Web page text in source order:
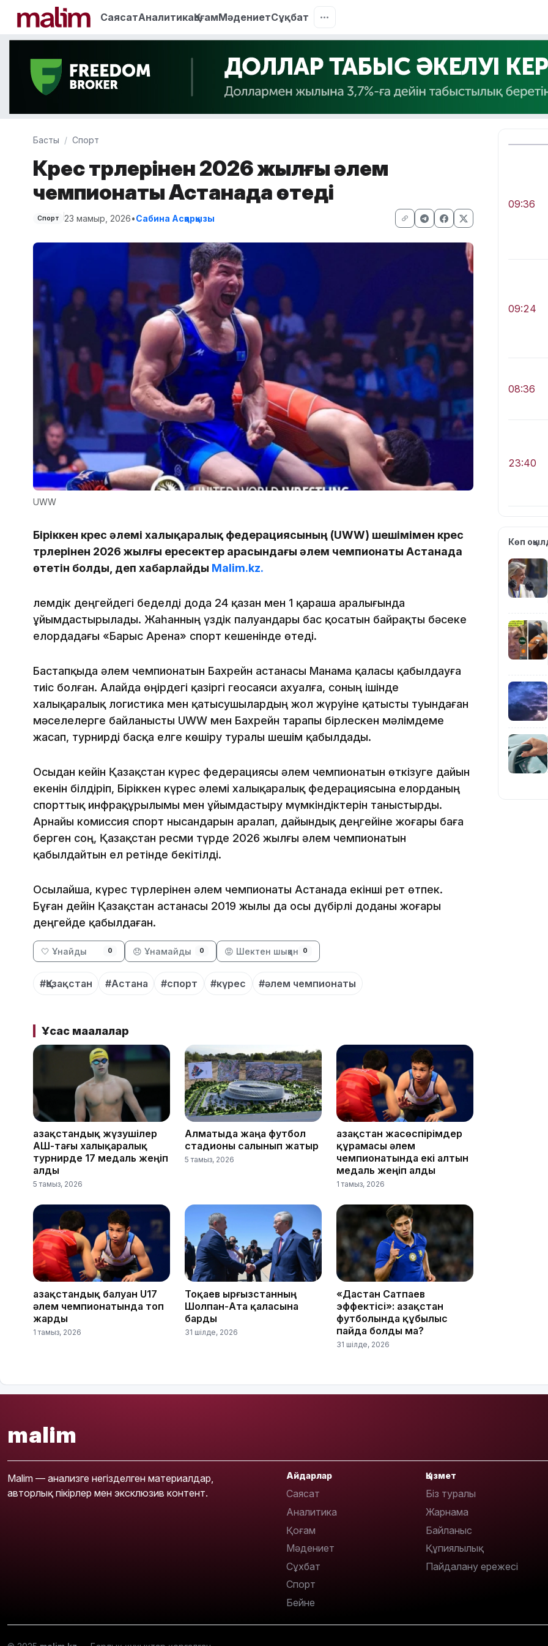
СаясатАналитикаҚоғамМәдениетСұқбат
Басты Спорт
Күрес түрлерінен 2026 жылғы әлем
чемпионаты Астанада өтеді
Спорт 23 мамыр, 2026•Сабина Асқарқызы
UWW
Біріккен күрес әлемі халықаралық федерациясының (UWW) шешімімен күрес
түрлерінен 2026 жылғы ересектер арасындағы әлем чемпионаты Астанада
өтетін болды, деп хабарлайды Malim.kz.
Әлемдік деңгейдегі беделді дода 24 қазан мен 1 қараша аралығында
ұйымдастырылады. Жаһанның үздік палуандары бас қосатын байрақты бәсеке
елордадағы «Барыс Арена» спорт кешенінде өтеді.
Бастапқыда әлем чемпионатын Бахрейн астанасы Манама қаласы қабылдауға
тиіс болған. Алайда өңірдегі қазіргі геосаяси ахуалға, соның ішінде
халықаралық логистика мен қатысушылардың жол жүруіне қатысты туындаған
мәселелерге байланысты UWW мен Бахрейн тарапы бірлескен мәлімдеме
жасап, турнирді басқа елге көшіру туралы шешім қабылдады.
Осыдан кейін Қазақстан күрес федерациясы әлем чемпионатын өткізуге дайын
екенін білдіріп, Біріккен күрес әлемі халықаралық федерациясына елорданың
спорттық инфрақұрылымы мен ұйымдастыру мүмкіндіктерін таныстырды.
Арнайы комиссия спорт нысандарын аралап, дайындық деңгейіне жоғары баға
берген соң, Қазақстан ресми түрде 2026 жылғы әлем чемпионатын
қабылдайтын ел ретінде бекітілді.
Осылайша, күрес түрлерінен әлем чемпионаты Астанада екінші рет өтпек.
Бұған дейін Қазақстан астанасы 2019 жылы да осы дүбірлі доданы жоғары
деңгейде қабылдаған.
🤍 Ұнайды 0 😞 Ұнамайды 0 😡 Шектен шыққан 0
#Қазақстан #Астана #спорт #күрес #әлем чемпионаты
Ұқсас мақалалар
Қазақстандық жүзушілер
АҚШ-тағы халықаралық
турнирде 17 медаль жеңіп
алды
5 тамыз, 2026
Алматыда жаңа футбол
стадионы салынып жатыр
5 тамыз, 2026
Қазақстан жасөспірімдер
құрамасы әлем
чемпионатында екі алтын
медаль жеңіп алды
1 тамыз, 2026
Қазақстандық балуан U17
әлем чемпионатында топ
жарды
1 тамыз, 2026
Тоқаев Қырғызстанның
Шолпан-Ата қаласына
барды
31 шілде, 2026
«Дастан Сатпаев
эффектісі»: Қазақстан
футболында құбылыс
пайда болды ма?
31 шілде, 2026
09:36
09:24
08:36
23:40
21:00
20:52
15:33
15:04
Көп
malim
Malim — анализге негізделген материалдар,
авторлық пікірлер мен эксклюзив контент.
Айдарлар
Саясат
Аналитика
Қоғам
Мәдениет
Сұхбат
Спорт
Бейне
Қызмет
Біз туралы
Жарнама
Байланыс
Құпиялылық
Пайдалану ережесі